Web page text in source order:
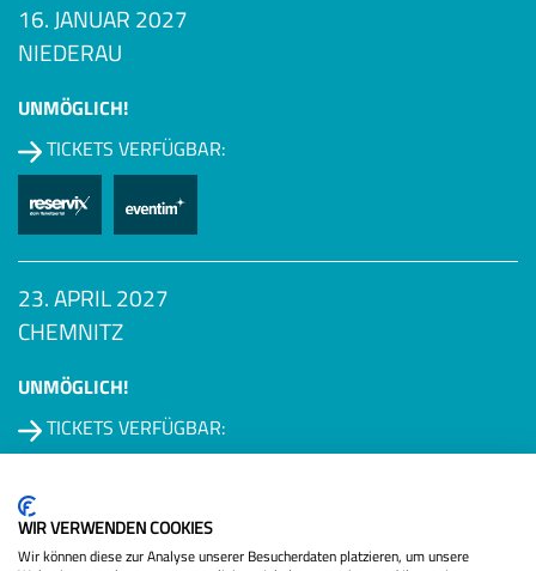
16. JANUAR 2027
NIEDERAU
UNMÖGLICH!
TICKETS VERFÜGBAR:
23. APRIL 2027
CHEMNITZ
UNMÖGLICH!
TICKETS VERFÜGBAR:
WIR VERWENDEN COOKIES
Wir können diese zur Analyse unserer Besucherdaten platzieren, um unsere